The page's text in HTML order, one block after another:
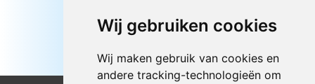
Wij gebruiken cookies
Wij maken gebruik van cookies en
andere tracking-technologieën om